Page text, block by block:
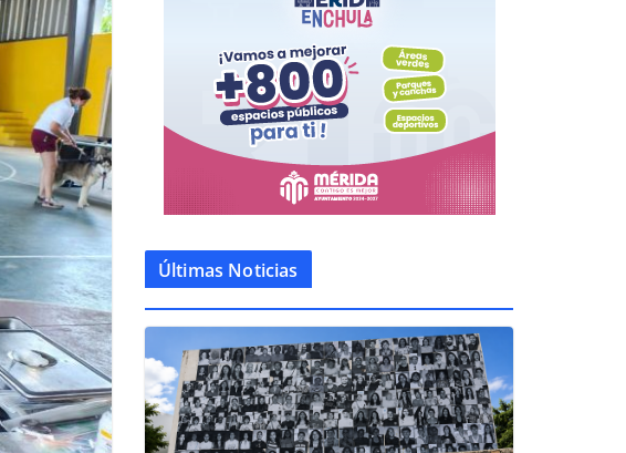
Últimas Noticias